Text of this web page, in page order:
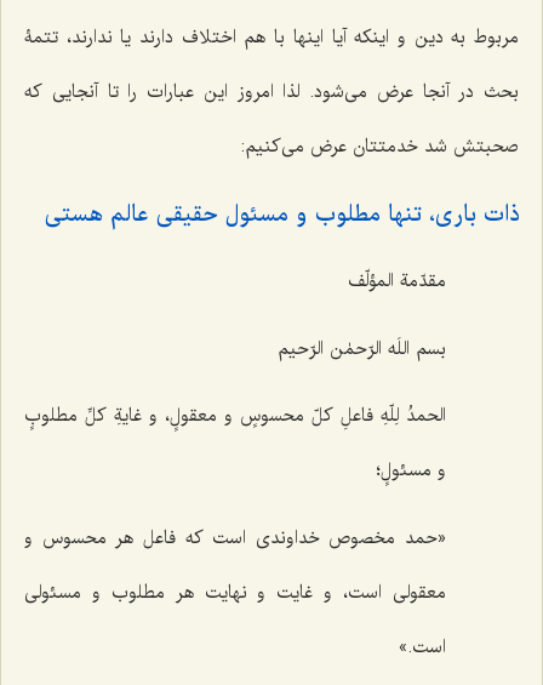
مربوط به دین و اینکه آیا اینها با هم اختلاف دارند یا ندارند، تتمۀ
بحث در آنجا عرض می‌شود. لذا امروز این عبارات را تا آنجایی که
صحبتش شد خدمتتان عرض می‌کنیم:
ذات باری، تنها مطلوب و مسئول حقیقی عالم هستی
مقدّمة المؤلّف
بسم اللَه الرّحمٰن الرّحیم
الحمدُ لِلّهِ فاعلِ کلّ محسوسٍ و معقولٍ، و غایةِ کلِّ مطلوبٍ
و مسئولٍ؛
«حمد مخصوص خداوندی است که فاعل هر محسوس و
معقولی است، و غایت و نهایت هر مطلوب و مسئولی
است.»